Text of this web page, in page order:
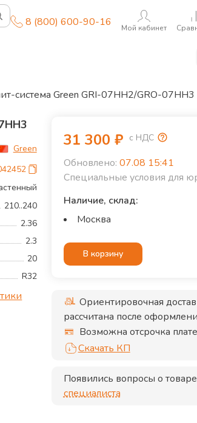
8 (800) 600-90-16 Мой кабинет
система Green GRI-07HH2/GRO-07HH3
Green
210..240
2.36
2.3
20
R32
31 300 ₽ с НДС
Обновлено: 07.08 15:41
Специальные условия для
Наличие, склад:
Москва
В корзину
Ориентировочная
рассчитана после
Возможна отсрочка
Скачать КП
Появились вопросы о
специалиста